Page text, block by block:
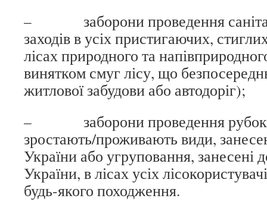
– заборони проведення
заходів в усіх пристигаючих,
лісах природного та
винятком смуг лісу, що
житлової забудови або автодоріг);
– заборони проведення рубок у
зростають/проживають види,
України або угруповання, занесені
України, в лісах усіх
будь-якого походження.